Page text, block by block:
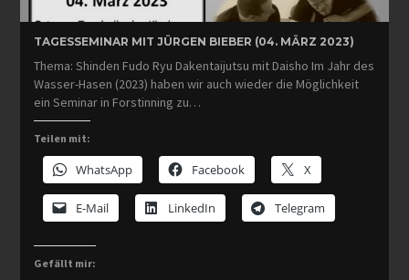
TAGESSEMINAR MIT JÜRGEN BIEBER (04. MÄRZ 2023)
Thema: Shinden Fudo Ryu Dakentaijutsu mit Daisho Im Jahr des
Wasser-Hasen (2023) haben wir auch wieder die Möglichkeit
ein Seminar in Forstinning zu…
Teilen mit:
WhatsApp Facebook X
E-Mail LinkedIn Telegram
Gefällt mir: